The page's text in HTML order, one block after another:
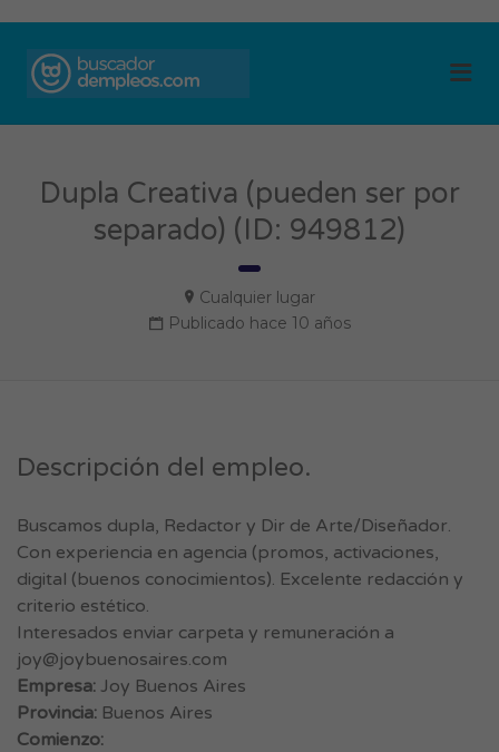
Dupla Creativa (pueden ser por
separado) (ID: 949812)
Cualquier lugar
Publicado hace 10 años
Descripción del empleo.
Buscamos dupla, Redactor y Dir de Arte/Diseñador.
Con experiencia en agencia (promos, activaciones,
digital (buenos conocimientos). Excelente redacción y
criterio estético.
Interesados enviar carpeta y remuneración a
joy@joybuenosaires.com
Empresa: Joy Buenos Aires
Provincia: Buenos Aires
Comienzo: